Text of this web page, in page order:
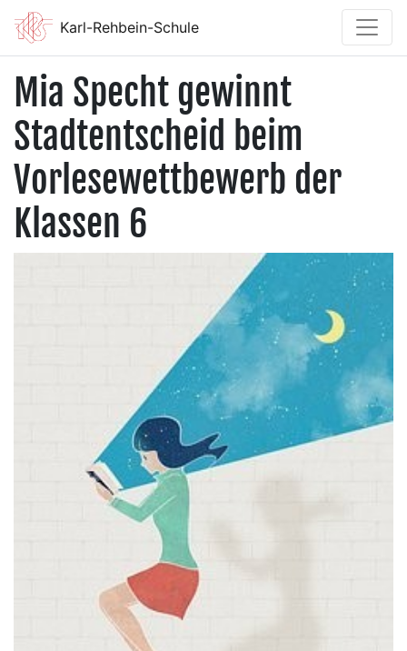
Karl-Rehbein-Schule
Mia Specht gewinnt
Stadtentscheid beim
Vorlesewettbewerb der
Klassen 6